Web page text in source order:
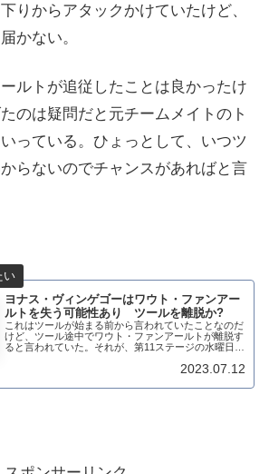
りからアタックかけていたけど、
かない。
ルトが追従したことは良かったけ
のは疑問だと元チームメイトのト
っている。ひょっとして、いつツ
らないのでチャンスがあればと言
ヨナス・ヴィンゲゴーはワウト・ファンアー
ルトを失う可能性あり ツールを離脱か?
これはツールが始まる前から言われていたことなのだ
けど、ツール途中でワウト・ファンアールトが離脱す
ると言われていた。それが、第11ステージの水曜日に
について、ワウト・ファンアールト自身が語ってい...
2023.07.12